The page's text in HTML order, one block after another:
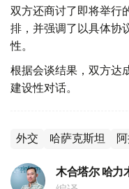
双方还商讨了即将举行
排，并强调了以具体协
性。
根据会谈结果，双方达
建设性对话。
外交 哈萨克斯坦
木合塔尔 哈力